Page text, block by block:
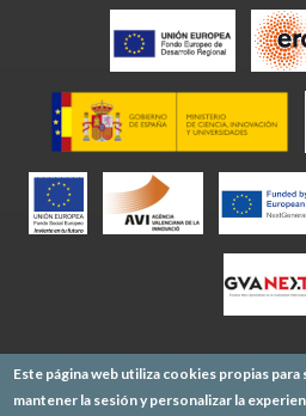
Este página web utiliza cookies propias
mantener la sesión y personalizar la